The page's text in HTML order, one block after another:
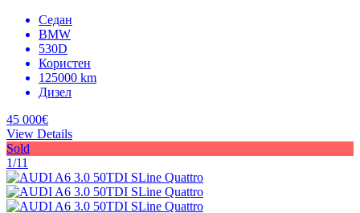
Седан
BMW
530D
Користен
125000 km
Дизел
45 000€
View Details
Sold
1/11